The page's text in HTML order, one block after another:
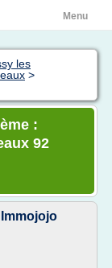
Menu
les
>
:
92